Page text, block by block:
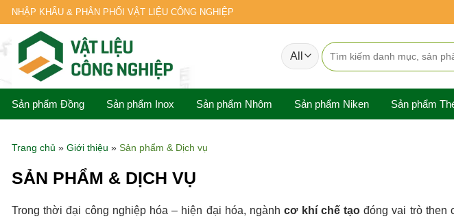
Skip
to
content
NHẬP KHẨU & PHÂN PHỐI VẬT LIỆU CÔNG NGHIỆP
Tìm
kiếm:
Sản phẩm Đồng Sản phẩm Inox Sản phẩm Nhôm Sản phẩm Niken Sản phẩm
Trang chủ » Giới thiệu » Sản phẩm & Dịch vụ
SẢN PHẨM & DỊCH VỤ
Trong thời đại công nghiệp hóa – hiện đại hóa, ngànhcơ khí chế tạo đóng vai trò then